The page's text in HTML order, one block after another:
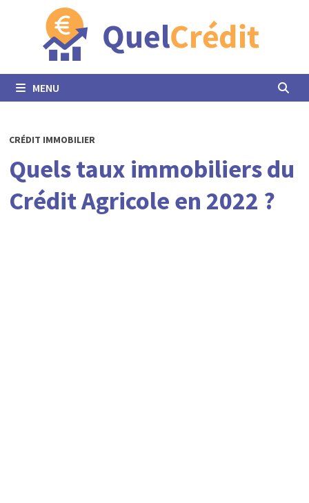
MENU
CRÉDIT IMMOBILIER
Quels taux immobiliers du
Crédit Agricole en 2022 ?